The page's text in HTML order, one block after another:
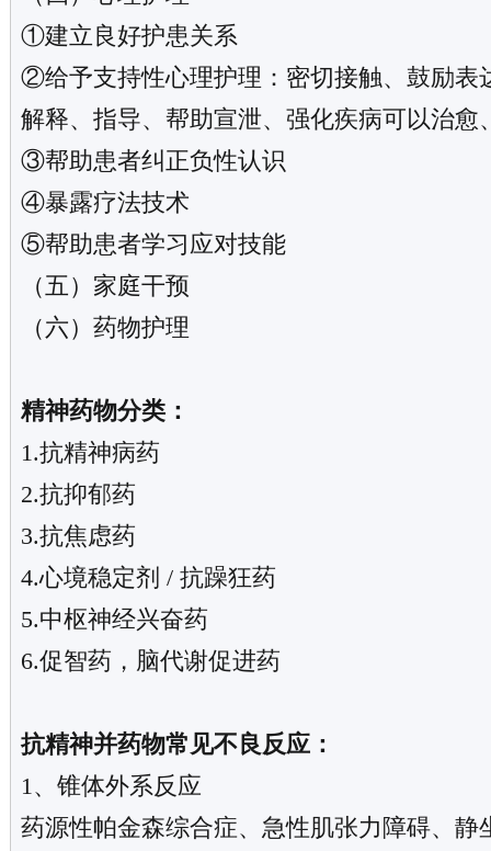
①建立良好护患关系
②给予支持性心理护理：密切接触、鼓励表
解释、指导、帮助宣泄、强化疾病可以治愈
③帮助患者纠正负性认识
④暴露疗法技术
⑤帮助患者学习应对技能
（五）家庭干预
（六）药物护理
精神药物分类：
1.抗精神病药
2.抗抑郁药
3.抗焦虑药
4.心境稳定剂 / 抗躁狂药
5.中枢神经兴奋药
6.促智药，脑代谢促进药
抗精神并药物常见不良反应：
1、锥体外系反应
药源性帕金森综合症、急性肌张力障碍、静